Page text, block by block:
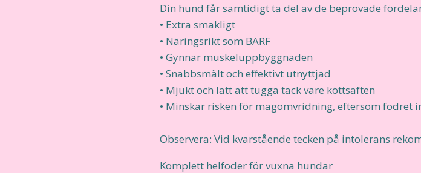
Din hund får samtidigt ta del av de beprövade
• Extra smakligt
• Näringsrikt som BARF
• Gynnar muskeluppbyggnaden
• Snabbsmält och effektivt utnyttjad
• Mjukt och lätt att tugga tack vare köttsaften
• Minskar risken för magomvridning, eftersom fodret
Observera: Vid kvarstående tecken på intolerans
Komplett helfoder för vuxna hundar